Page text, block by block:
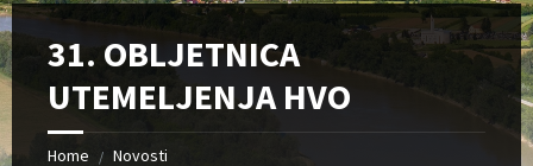
31. OBLJETNICA
UTEMELJENJA HVO
Home / Novosti